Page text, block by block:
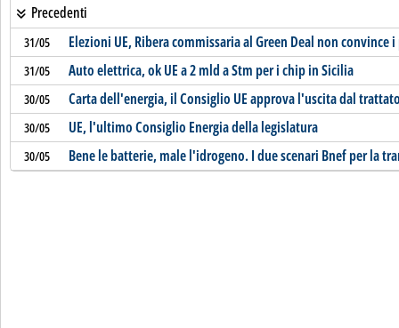
Precedenti
31/05 Elezioni UE, Ribera commissaria al Green Deal non convince
31/05 Auto elettrica, ok UE a 2 mld a Stm per i chip in Sicilia
30/05 Carta dell'energia, il Consiglio UE approva l'uscita dal
30/05 UE, l'ultimo Consiglio Energia della legislatura
30/05 Bene le batterie, male l'idrogeno. I due scenari Bnef per la